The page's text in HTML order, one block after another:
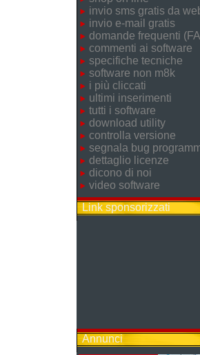
invio sms gratis da
invio e-mail gratis
domande frequenti
commenti ai software
specifiche tecniche
software non m8k
i più cliccati
ultimi inserimenti
tutti i software
download utility
controlla versione
segnala bug
dettaglio licenze
dicono di noi
video software
Link sponsorizzati
Annunci